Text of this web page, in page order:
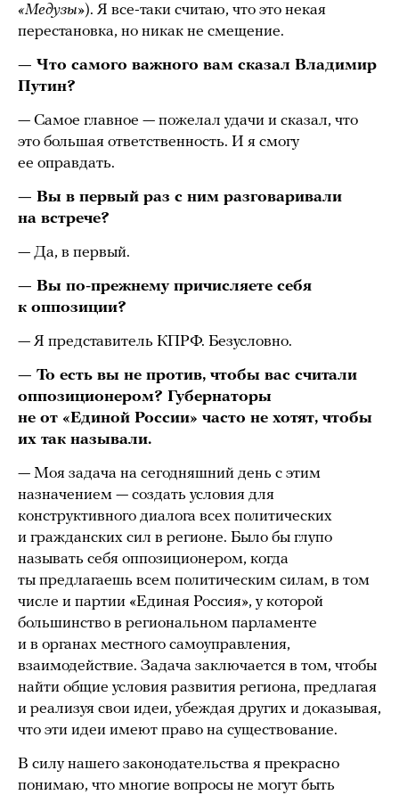
«Медузы»). Я все-таки считаю, что это некая
перестановка, но никак не смещение.
— Что самого важного вам сказал Владимир
Путин?
— Самое главное — пожелал удачи и сказал, что
это большая ответственность. И я смогу
ее оправдать.
— Вы в первый раз с ним разговаривали
на встрече?
— Да, в первый.
— Вы по-прежнему причисляете себя
к оппозиции?
— Я представитель КПРФ. Безусловно.
— То есть вы не против, чтобы вас считали
оппозиционером? Губернаторы
не от «Единой России» часто не хотят, чтобы
их так называли.
— Моя задача на сегодняшний день с этим
назначением — создать условия для
конструктивного диалога всех политических
и гражданских сил в регионе. Было бы глупо
называть себя оппозиционером, когда
ты предлагаешь всем политическим силам, в том
числе и партии «Единая Россия», у которой
большинство в региональном парламенте
и в органах местного самоуправления,
взаимодействие. Задача заключается в том, чтобы
найти общие условия развития региона, предлагая
и реализуя свои идеи, убеждая других и доказывая,
что эти идеи имеют право на существование.
В силу нашего законодательства я прекрасно
понимаю, что многие вопросы не могут быть